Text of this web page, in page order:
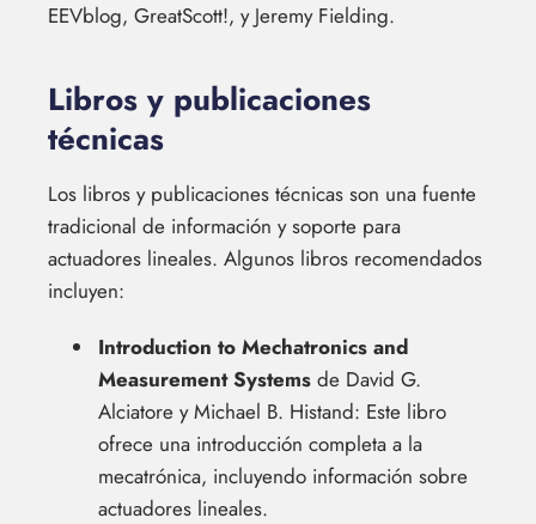
EEVblog, GreatScott!, y Jeremy Fielding.
Libros y publicaciones
técnicas
Los libros y publicaciones técnicas son una fuente
tradicional de información y soporte para
actuadores lineales. Algunos libros recomendados
incluyen:
Introduction to Mechatronics and
Measurement Systems de David G.
Alciatore y Michael B. Histand: Este libro
ofrece una introducción completa a la
mecatrónica, incluyendo información sobre
actuadores lineales.